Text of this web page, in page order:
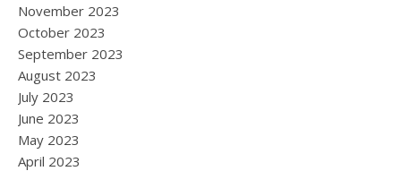
November 2023
October 2023
September 2023
August 2023
July 2023
June 2023
May 2023
April 2023